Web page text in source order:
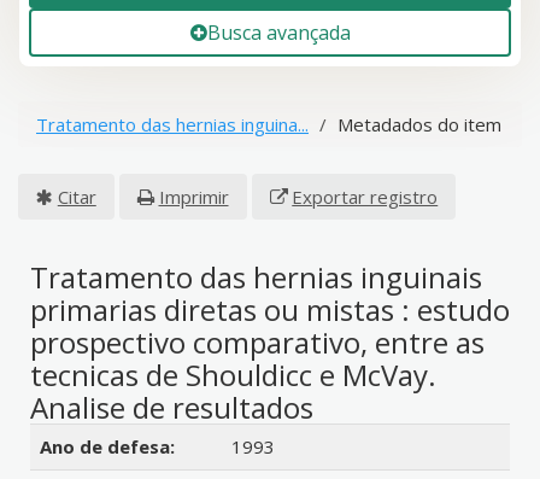
Busca avançada
Tratamento das hernias inguina... Metadados do item
Citar Imprimir Exportar registro
Tratamento das hernias inguinais
primarias diretas ou mistas : estudo
prospectivo comparativo, entre as
tecnicas de Shouldicc e McVay.
Analise de resultados
Detalhes bibliográficos
Ano de defesa:
1993